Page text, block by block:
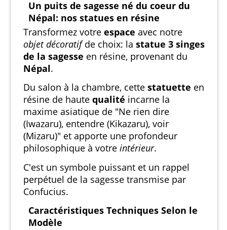
Un puits de sagesse né du coeur du
Népal: nos statues en résine
Transformez votre espace avec notre
objet décoratifde choix: la statue 3 singes
de la sagesse en résine, provenant du
Népal.
Du salon à la chambre, cette statuette en
résine de haute qualité incarne la
maxime asiatique de "Ne rien dire
(Iwazaru), entendre (Kikazaru), voir
(Mizaru)" et apporte une profondeur
philosophique à votre intérieur.
C'est un symbole puissant et un rappel
perpétuel de la sagesse transmise par
Confucius.
Caractéristiques Techniques Selon le
Modèle